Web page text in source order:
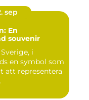
sep
En
souvenir
i
en symbol som
att representera